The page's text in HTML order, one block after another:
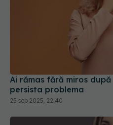
Ai rămas fără miros
persista problema
25 sep 2025, 22:40